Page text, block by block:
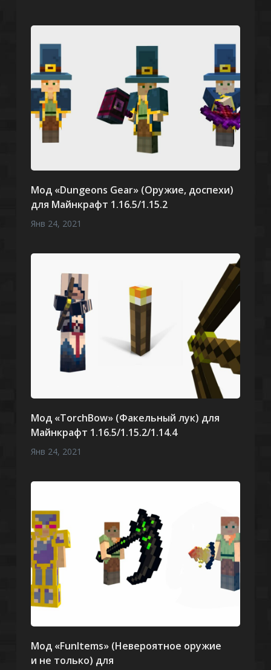
Мод «Dungeons Gear» (Оружие, доспехи)
для Майнкрафт 1.16.5/1.15.2
Янв 24, 2021
Мод «TorchBow» (Факельный лук) для
Майнкрафт 1.16.5/1.15.2/1.14.4
Янв 24, 2021
Мод «FunItems» (Невероятное оружие
и не только) для